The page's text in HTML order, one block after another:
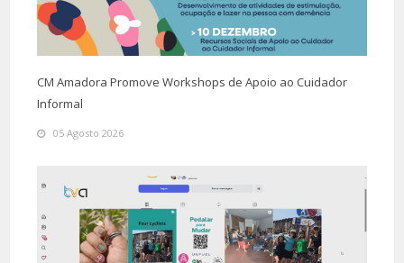
CM Amadora Promove Workshops de Apoio ao Cuidador
Informal
05 Agosto 2026